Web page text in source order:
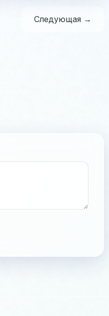
Следующая →